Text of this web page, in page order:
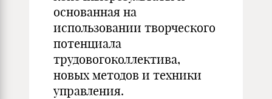
основанная на
использовании творческого
потенциала
трудовогоколлектива,
новых методов и техники
управления.